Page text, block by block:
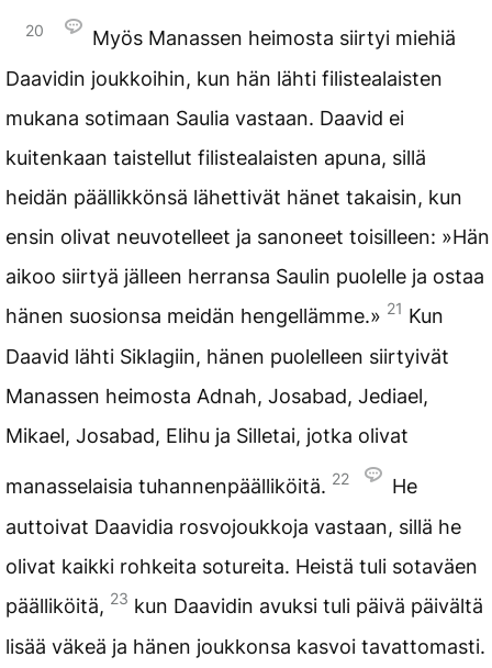
20
Myös Manassen heimosta siirtyi miehiä
Daavidin joukkoihin, kun hän lähti filistealaisten
mukana sotimaan Saulia vastaan. Daavid ei
kuitenkaan taistellut filistealaisten apuna, sillä
heidän päällikkönsä lähettivät hänet takaisin, kun
ensin olivat neuvotelleet ja sanoneet toisilleen: »Hän
aikoo siirtyä jälleen herransa Saulin puolelle ja ostaa
hänen suosionsa meidän hengellämme.» 21 Kun
Daavid lähti Siklagiin, hänen puolelleen siirtyivät
Manassen heimosta Adnah, Josabad, Jediael,
Mikael, Josabad, Elihu ja Silletai, jotka olivat
manasselaisia tuhannenpäälliköitä. 22
He
auttoivat Daavidia rosvojoukkoja vastaan, sillä he
olivat kaikki rohkeita sotureita. Heistä tuli sotaväen
päälliköitä, 23 kun Daavidin avuksi tuli päivä päivältä
lisää väkeä ja hänen joukkonsa kasvoi tavattomasti.